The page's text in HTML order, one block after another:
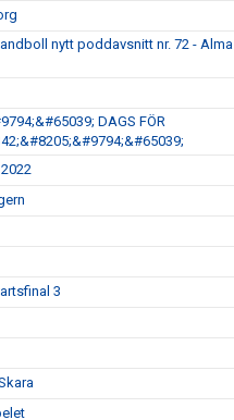
nytt poddavsnitt nr. 72 - Alma
DAGS FÖR
3